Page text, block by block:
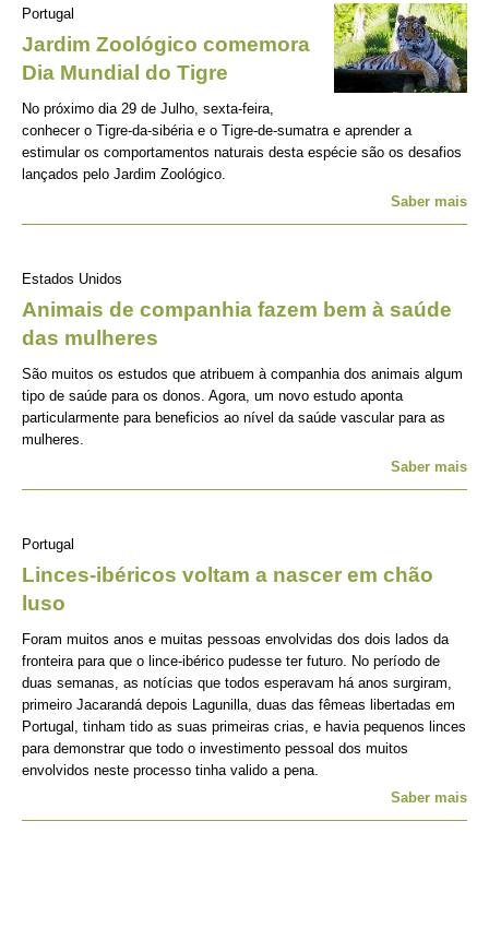
Portugal
Jardim Zoológico comemora
Dia Mundial do Tigre
No próximo dia 29 de Julho, sexta-feira,
conhecer o Tigre-da-sibéria e o Tigre-de-sumatra e aprender a
estimular os comportamentos naturais desta espécie são os desafios
lançados pelo Jardim Zoológico.
Saber mais
Estados Unidos
Animais de companhia fazem bem à saúde
das mulheres
São muitos os estudos que atribuem à companhia dos animais algum
tipo de saúde para os donos. Agora, um novo estudo aponta
particularmente para beneficios ao nível da saúde vascular para as
mulheres.
Saber mais
Portugal
Linces-ibéricos voltam a nascer em chão
luso
Foram muitos anos e muitas pessoas envolvidas dos dois lados da
fronteira para que o lince-ibérico pudesse ter futuro. No período de
duas semanas, as notícias que todos esperavam há anos surgiram,
primeiro Jacarandá depois Lagunilla, duas das fêmeas libertadas em
Portugal, tinham tido as suas primeiras crias, e havia pequenos linces
para demonstrar que todo o investimento pessoal dos muitos
envolvidos neste processo tinha valido a pena.
Saber mais